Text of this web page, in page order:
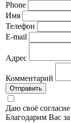
Phone
Имя
Телефон
E-mail
Адрес
Комментарий
Отправить
Даю своё
Благодарим Вас